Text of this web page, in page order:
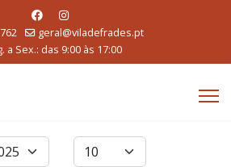
geral@viladefrades.pt
a Sex.: das 9:00 às 17:00
Qtd. a exibir